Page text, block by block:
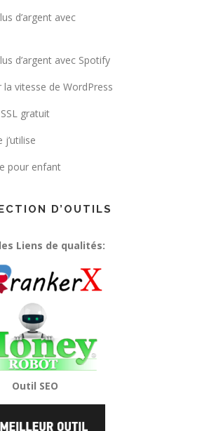
d’argent avec
d’argent avec Spotify
la vitesse de WordPress
gratuit
j’utilise
pour enfant
D’OUTILS
Liens de qualités:
Outil SEO